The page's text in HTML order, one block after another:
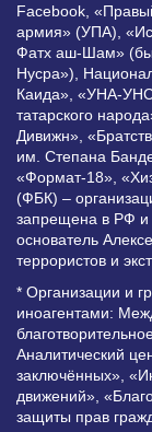
Facebook,
армия» (УПА),
Фатх аш-Шам»
Нусра»),
Каида», «УНА-
татарского
Дивижн»,
им. Степана
«Формат-18»,
(ФБК) –
запрещена в РФ и
основатель
террористов и
* Организации и
иноагентами:
Аналитический
заключённых»,
движений»,
защиты прав